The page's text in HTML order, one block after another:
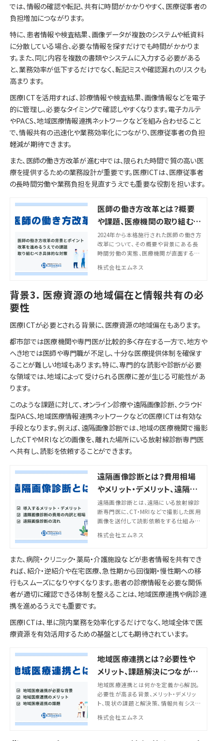
では、情報の確認や転記、共有に時間がかかりやすく、医療従事者の
負担増加につながります。
特に、患者情報や検査結果、画像データが複数のシステムや紙資料
に分散している場合、必要な情報を探すだけでも時間がかかりま
す。また、同じ内容を複数の書類やシステムに入力する必要がある
と、業務効率が低下するだけでなく、転記ミスや確認漏れのリスクも
高まります。
医療ICTを活用すれば、診療情報や検査結果、画像情報などを電子
的に管理し、必要なタイミングで確認しやすくなります。電子カルテ
やPACS、地域医療情報連携ネットワークなどを組み合わせること
で、情報共有の迅速化や業務効率化につながり、医療従事者の負担
軽減が期待できます。
また、医師の働き方改革が進む中では、限られた時間で質の高い医
療を提供するための業務設計が重要です。医療ICTは、医療従事者
の長時間労働や業務負担を見直すうえでも重要な役割を担います。
医師の働き方改革とは？概要
や課題、医療機関の取り組むべ
き対策を解説
2024年から本格施行された医師の働き方
改革について、その概要や背景にある長
時間労働の実態、医療機関が直面する課
や罰則、具体的な対策まで、医療機関の
を網羅し、持続可能な医療提供体制の構
築を支援します。
株式会社エムネス
背景3. 医療資源の地域偏在と情報共有の必
要性
医療ICTが必要とされる背景に、医療資源の地域偏在もあります。
都市部では医療機関や専門医が比較的多く存在する一方で、地方や
へき地では医師や専門職が不足し、十分な医療提供体制を確保す
ることが難しい地域もあります。特に、専門的な読影や診断が必要
な領域では、地域によって受けられる医療に差が生じる可能性があ
ります。
このような課題に対して、オンライン診療や遠隔画像診断、クラウド
型PACS、地域医療情報連携ネットワークなどの医療ICTは有効な
手段となります。例えば、遠隔画像診断では、地域の医療機関で撮影
したCTやMRIなどの画像を、離れた場所にいる放射線診断専門医
へ共有し、読影を依頼することができます。
遠隔画像診断とは？費用相場
やメリット・デメリット、遠隔読
影依頼の流れ、導入事例を解
説
遠隔画像診断とは、遠隔にいる放射線診
断専門医に、CT・MRIなどで撮影した医用
画像を送付して読影依頼をする仕組みで
るよう、遠隔画像診断のメリットやデメリ
考え方、依頼の流れを徹底解説します。
株式会社エムネス
また、病院・クリニック・薬局・介護施設などが患者情報を共有でき
れば、紹介・逆紹介や在宅医療、急性期から回復期・慢性期への移
行もスムーズになりやすくなります。患者の診療情報を必要な関係
者が適切に確認できる体制を整えることは、地域医療連携や病診連
携を進めるうえでも重要です。
医療ICTは、単に院内業務を効率化するだけでなく、地域全体で医
療資源を有効活用するための基盤としても期待されています。
地域医療連携とは？必要性や
メリット、課題解決につながる
システム導入事例まで徹底解
説！
地域医療連携とは何かを定義から解説。
必要性が高まる背景、メリット・デメリッ
ト、現状の課題と解決策、情報共有システ
紹介します。実務に直結する医療機関同
株式会社エムネス